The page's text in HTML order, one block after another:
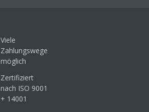
Viele
Zahlungswege
möglich
Zertifiziert
nach ISO 9001
+ 14001